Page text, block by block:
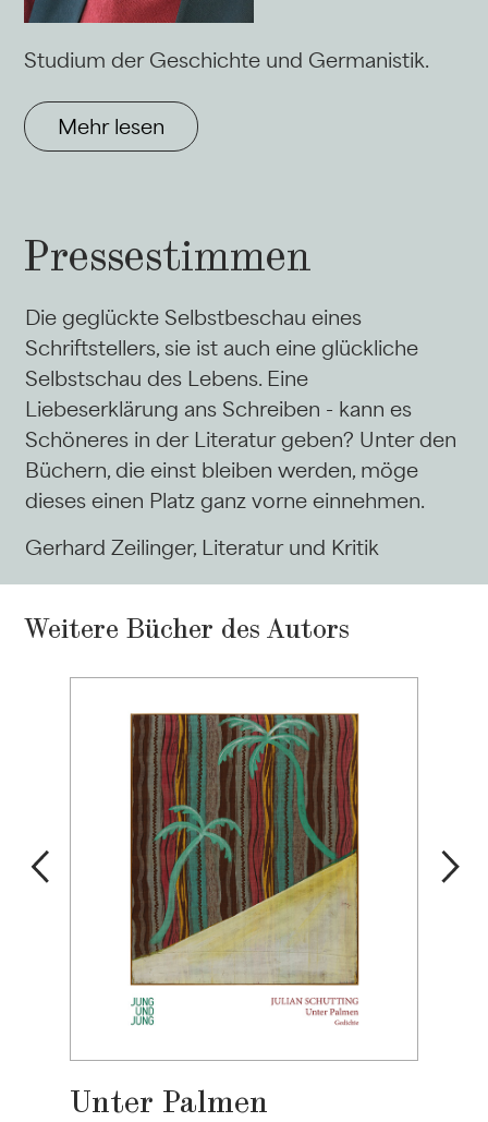
Studium der Geschichte und Germanistik.
Mehr lesen
Pressestimmen
Die geglückte Selbstbeschau eines
Schriftstellers, sie ist auch eine glückliche
Selbstschau des Lebens. Eine
Liebeserklärung ans Schreiben - kann es
Schöneres in der Literatur geben? Unter den
Büchern, die einst bleiben werden, möge
dieses einen Platz ganz vorne einnehmen.
Gerhard Zeilinger, Literatur und Kritik
Weitere Bücher des Autors
Unter Palmen